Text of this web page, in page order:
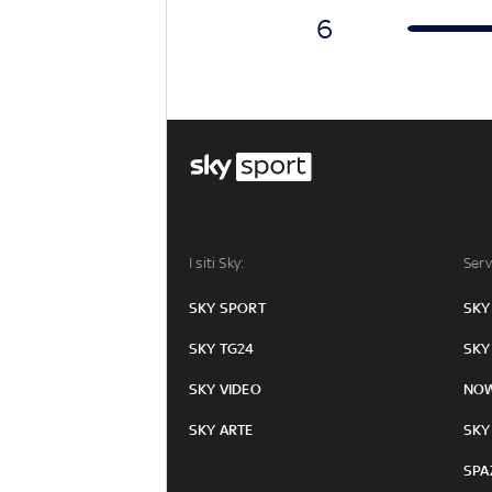
6
I siti Sky:
SKY SPORT
SKY TG24
SKY VIDEO
SKY ARTE